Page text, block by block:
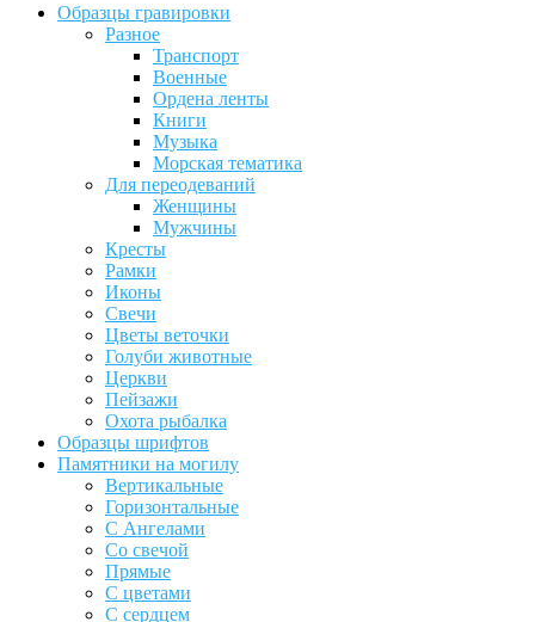
Образцы гравировки
Разное
Транспорт
Военные
Ордена ленты
Книги
Музыка
Морская тематика
Для переодеваний
Женщины
Мужчины
Кресты
Рамки
Иконы
Свечи
Цветы веточки
Голуби животные
Церкви
Пейзажи
Охота рыбалка
Образцы шрифтов
Памятники на могилу
Вертикальные
Горизонтальные
С Ангелами
Со свечой
Прямые
С цветами
С сердцем